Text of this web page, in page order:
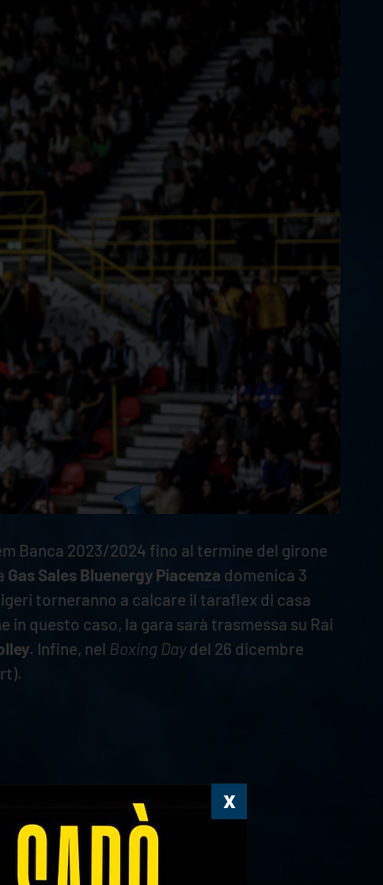
Banca 2023/2024 fino al termine del girone
Gas Sales Bluenergy Piacenza domenica 3
torneranno a calcare il taraflex di casa
in questo caso, la gara sarà trasmessa su Rai
. Infine, nel Boxing Daydel 26 dicembre